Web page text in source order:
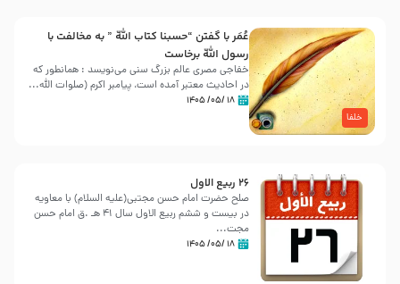
خلفا
عُمَر با گفتن “حسبنا كتاب اللّه ” به مخالفت با
رسول اللّه برخاست
خفاجی مصری عالم بزرگ سنی می‌نویسد : همانطور که
در احادیث معتبر آمده است، پیامبر اکرم (صلوات اللّه...
۱۸ /۰۵/ ۱۴۰۵
26 ربيع الاول
صلح حضرت امام حسن مجتبی(علیه السلام) با معاویه
در بیست و ششم ربیع الاول سال 41 هـ .ق امام حسن
مجت...
۱۸ /۰۵/ ۱۴۰۵